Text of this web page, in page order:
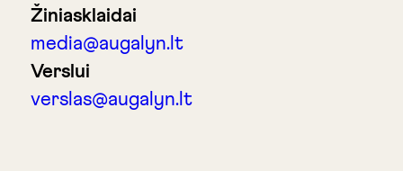
Žiniasklaidai
media@augalyn.lt
Verslui
verslas@augalyn.lt